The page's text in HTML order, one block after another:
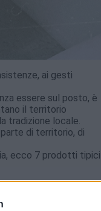
ai gesti
essere sul posto, è
il territorio
tradizione locale.
di territorio, di
ecco 7 prodotti tipici